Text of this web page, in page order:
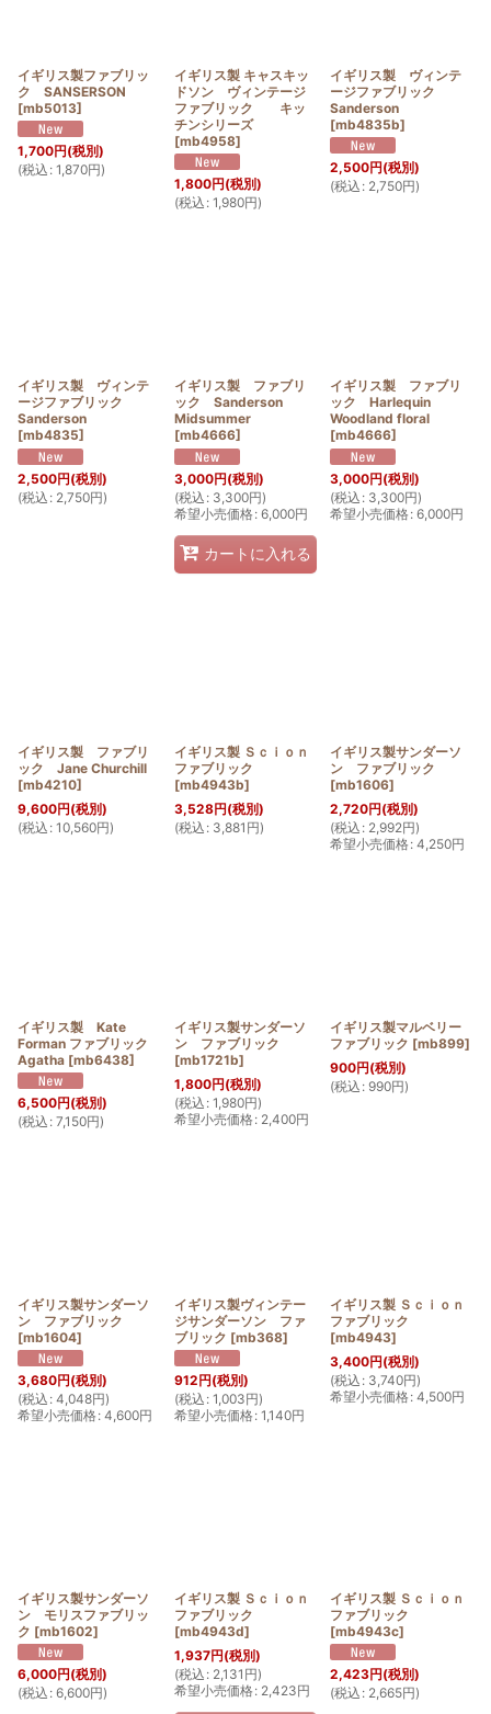
イギリス製ファブリッ
ク SANSERSON
[mb5013]
1,700円(税別)
(税込 : 1,870円)
イギリス製 キャスキッ
ドソン ヴィンテージ
ファブリック キッ
チンシリーズ
[mb4958]
1,800円(税別)
(税込 : 1,980円)
イギリス製 ヴィンテ
ージファブリック
Sanderson
[mb4835b]
2,500円(税別)
(税込 : 2,750円)
イギリス製 ヴィンテ
ージファブリック
Sanderson
[mb4835]
2,500円(税別)
(税込 : 2,750円)
イギリス製 ファブリ
ック Sanderson
Midsummer
[mb4666]
3,000円(税別)
(税込 : 3,300円)
希望小売価格: 6,000円
カートに入れる
イギリス製 ファブリ
ック Harlequin
Woodland floral
[mb4666]
3,000円(税別)
(税込 : 3,300円)
希望小売価格: 6,000円
イギリス製 ファブリ
ック Jane Churchill
[mb4210]
9,600円(税別)
(税込 : 10,560円)
イギリス製 Ｓｃｉｏｎ
ファブリック
[mb4943b]
3,528円(税別)
(税込 : 3,881 円)
イギリス製サンダーソ
ン ファブリック
[mb1606]
2,720円(税別)
(税込 : 2,992円)
希望小売価格: 4,250円
イギリス製 Kate
Forman ファブリック
Agatha [mb6438]
6,500円(税別)
(税込 : 7,150円)
イギリス製サンダーソ
ン ファブリック
[mb1721b]
1,800円(税別)
(税込 : 1,980円)
希望小売価格: 2,400円
イギリス製マルベリー
ファブリック [mb899]
900円(税別)
(税込 : 990円)
イギリス製サンダーソ
ン ファブリック
[mb1604]
3,680円(税別)
(税込 : 4,048円)
希望小売価格: 4,600円
イギリス製ヴィンテー
ジサンダーソン ファ
ブリック [mb368]
912円(税別)
(税込 : 1,003円)
希望小売価格: 1,140円
イギリス製 Ｓｃｉｏｎ
ファブリック
[mb4943]
3,400円(税別)
(税込 : 3,740円)
希望小売価格: 4,500円
イギリス製サンダーソ
ン モリスファブリッ
ク [mb1602]
6,000円(税別)
(税込 : 6,600円)
イギリス製 Ｓｃｉｏｎ
ファブリック
[mb4943d]
1,937円(税別)
(税込 : 2,131 円)
希望小売価格: 2,423円
イギリス製 Ｓｃｉｏｎ
ファブリック
[mb4943c]
2,423円(税別)
(税込 : 2,665円)